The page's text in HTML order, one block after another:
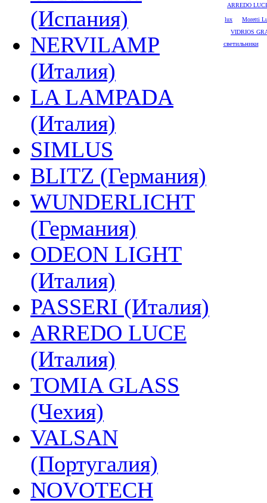
(Испания)
NERVILAMP
(Италия)
LA LAMPADA
(Италия)
SIMLUS
BLITZ (Германия)
WUNDERLICHT
(Германия)
ODEON LIGHT
(Италия)
PASSERI (Италия)
ARREDO LUCE
(Италия)
TOMIA GLASS
(Чехия)
VALSAN
(Португалия)
NOVOTECH
ARREDO
lux
Moretti
VIDRIOS
светильники